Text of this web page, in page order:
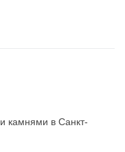
камнями в Санкт-